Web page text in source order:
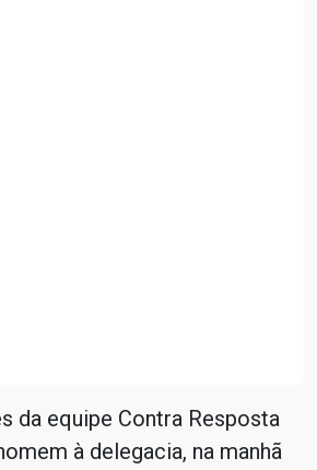
da equipe Contra Resposta
à delegacia, na manhã